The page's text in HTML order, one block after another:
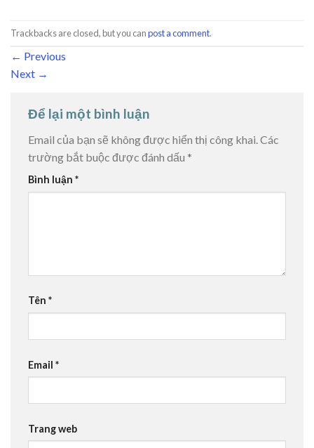
Trackbacks are closed, but you canpost a comment.
← Previous
Next →
Để lại một bình luận
Email của bạn sẽ không được hiển thị công khai.Các
trường bắt buộc được đánh dấu *
Bình luận *
Tên *
Email *
Trang web